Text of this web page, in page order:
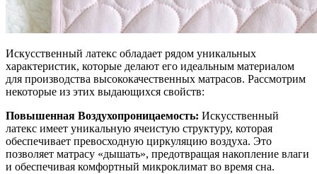
Искусственный латекс обладает рядом уникальных
характеристик, которые делают его идеальным материалом
для производства высококачественных матрасов. Рассмотрим
некоторые из этих выдающихся свойств:
Повышенная Воздухопроницаемость: Искусственный
латекс имеет уникальную ячеистую структуру, которая
обеспечивает превосходную циркуляцию воздуха. Это
позволяет матрасу «дышать», предотвращая накопление влаги
и обеспечивая комфортный микроклимат во время сна.